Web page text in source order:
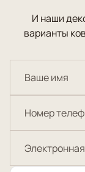
И наши
варианты